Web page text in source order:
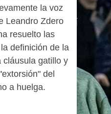
la voz
Leandro Zdero
resuelto las
definición de la
cláusula gatillo y
del
a huelga.